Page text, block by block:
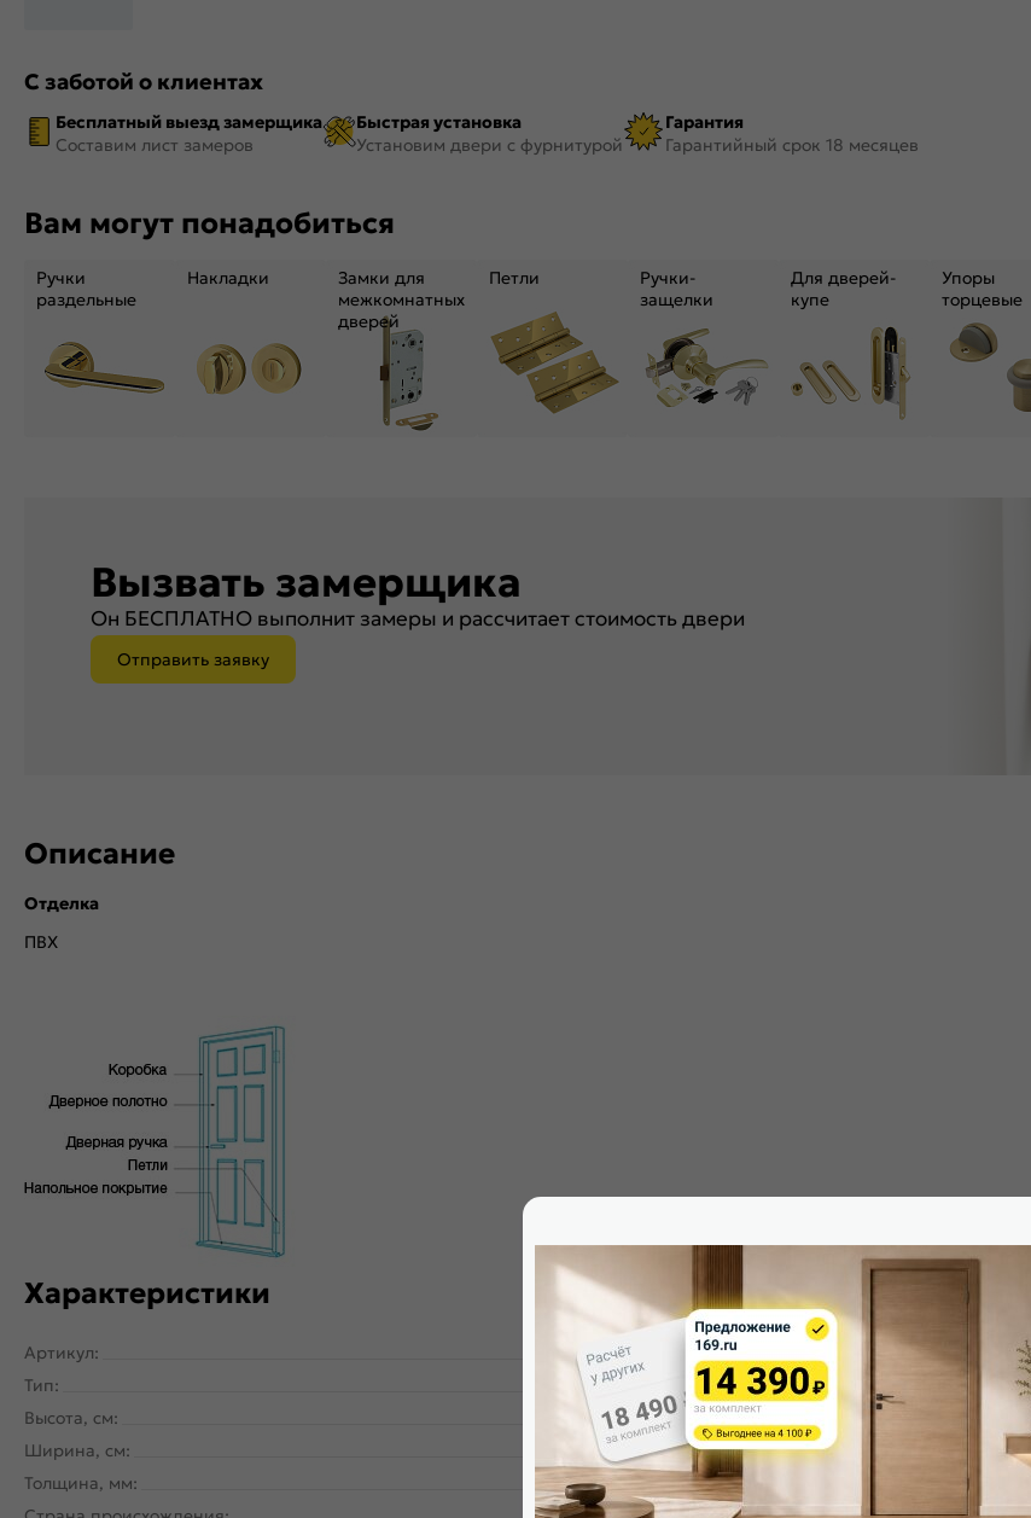
С заботой о клиентах
Бесплатный выезд замерщика
Составим лист замеров
Быстрая установка
Установим двери с фурнитурой
Гарантия
Гарантийный срок 18 месяцев
Вам могут понадобиться
Ручки
раздельные
Накладки
Замки для
межкомнатных
дверей
Петли
Ручки-
защелки
Для дверей-
купе
Упоры
торцевые
Вызвать замерщика
Он БЕСПЛАТНО выполнит замеры и рассчитает стоимость двери
Отправить заявку
Описание
Отделка
ПВХ
Характеристики
Артикул:
FDF71300212
Тип:
Межкомнатные двери
Высота, см:
200
Ширина, см:
80
Толщина, мм:
40
Тип погонажных изделий:
Кромка:
Поверхность:
Возможность покраски:
Для влажных помещений: